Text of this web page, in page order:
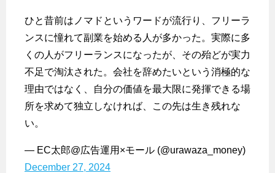
ひと昔前はノマドというワードが流行り、フリーラ
ンスに憧れて副業を始める人が多かった。実際に多
くの人がフリーランスになったが、その殆どが実力
不足で淘汰された。会社を辞めたいという消極的な
理由ではなく、自分の価値を最大限に発揮できる場
所を求めて独立しなければ、この先は生き残れな
い。
— EC太郎@広告運用×モール (@urawaza_money)
December 27, 2024